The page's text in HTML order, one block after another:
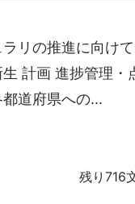
リの推進に向け
計画 進捗管理
道府県への...
残り716